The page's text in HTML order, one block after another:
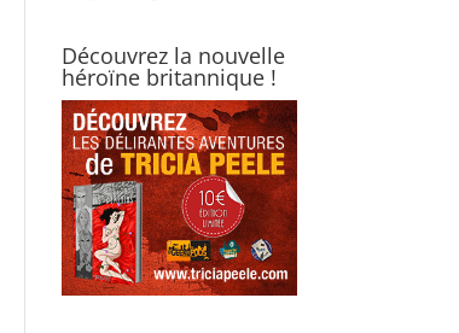
Découvrez la nouvelle
héroïne britannique !